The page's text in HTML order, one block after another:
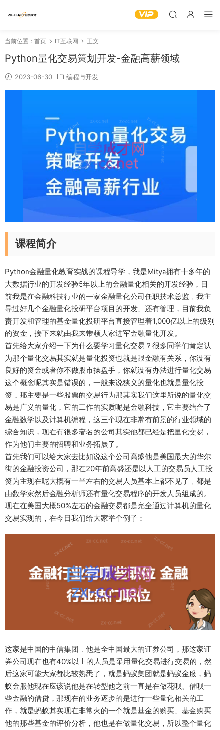
当前位置： 首页 IT互联网 正文
Python量化交易策划开发-金融高薪领域
2023-06-30 编程与开发
课程简介
Python金融量化教育实战的课程导学，我是Mitya拥有十多年的
大数据行业的开发经验5年以上的金融量化相关的开发经验，目
前我是在金融科技行业的一家金融量化公司任职技术总监，我主
导过好几个金融量化投研平台项目的开发、还有管理，目前我负
责开发和管理的基金量化投研平台直接管理着1,000亿以上的级别
的资金，接下来就由我来带领大家进军金融量化开发。
首先给大家介绍一下为什么要学习量化交易？很多同学们肯定认
为那个量化交易其实就是量化投资也就是跟金融有关系，你没有
良好的资金或者你不做股市操盘手，你就没有办法进行量化交易
这个概念呢其实是错误的，一般来说狭义的量化也就是量化投
资，那主要是一些股票的交易行为那其实我们这里所说的量化交
易是广义的量化，它的工作的实质呢是金融科技，它主要结合了
金融数学以及计算机编程，这三个现在非常有前景的行业领域的
综合知识，现在有很多著名的公司其实他都已经是把量化交易，
作为他们主要的招聘和业务拓展了。
首先我们可以给大家去比如说这个公司高盛他是美国最大的华尔
街的金融投资公司，那在20年前高盛还是以人工的交易员人工投
资为主现在呢大概有一半左右的交易人员基本上都不见了，都是
由数学家然后金融分析师还有量化交易程序的开发人员组成的。
现在在美国大概50%左右的金融交易都是完全通过计算机的量化
交易实现的，在今日我们给大家举个例子：
这家是中国的中信集团，他是全中国最大的证券公司，那这家证
券公司现在也有40%以上的人员是采用量化交易进行交易的，然
后这家可能大家都比较熟悉了，就是蚂蚁集团就是蚂蚁金服，蚂
蚁金服他现在应该说他是在转型他之前一直是在做花呗、借呗一
些金融的借贷，那现在的业务逐步的是进行一些量化相关的工
作，就是蚂蚁其实现在非常火的一个就是基金的购买、基金购买
他的那些基金的评价分析，他也是在做量化交易，所以整个量化